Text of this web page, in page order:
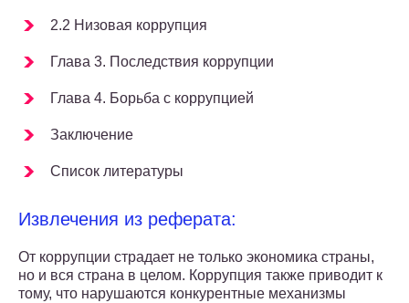
2.2 Низовая коррупция
Глава 3. Последствия коррупции
Глава 4. Борьба с коррупцией
Заключение
Список литературы
Извлечения из реферата:
От коррупции страдает не только экономика страны,
но и вся страна в целом. Коррупция также приводит к
тому, что нарушаются конкурентные механизмы